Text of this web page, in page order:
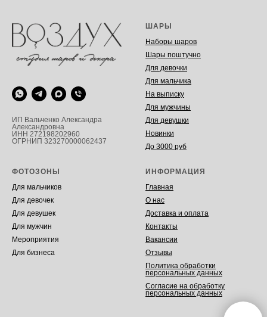
ИП Вальченко Александра
Александровна
ИНН 272198202960
ОГРНИП 323270000062437
ШАРЫ
Наборы шаров
Шары поштучно
Для девочки
Для мальчика
На выписку
Для мужчины
Для девушки
Новинки
До 3000 руб
ФОТОЗОНЫ
Для мальчиков
Для девочек
Для девушек
Для мужчин
Мероприятия
Для бизнеса
ИНФОРМАЦИЯ
Главная
О нас
Доставка и оплата
Контакты
Вакансии
Отзывы
Политика обработки
персональных данных
Согласие на обработку
персональных данных